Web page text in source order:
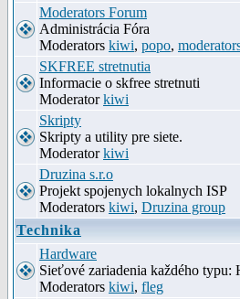
Moderators Forum
Administrácia Fóra
Moderators kiwi, popo,
SKFREE stretnutia
Informacie o skfree stretnuti
Moderatorkiwi
Skripty
Skripty a utility pre siete.
Moderatorkiwi
Druzina s.r.o
Projekt spojenych lokalnych ISP
Moderators kiwi, Druzina group
Technika
Hardware
Sieťové zariadenia každého
Moderators kiwi, fleg